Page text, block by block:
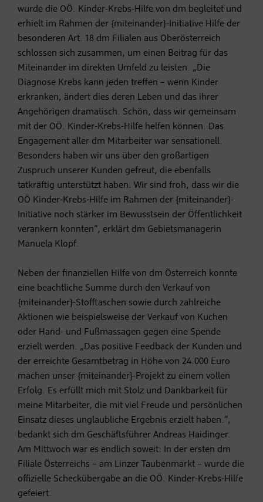
wurde die OÖ. Kinder-Krebs-Hilfe von dm begleitet und
erhielt im Rahmen der {miteinander}-Initiative Hilfe der
besonderen Art. 18 dm Filialen aus Oberösterreich
schlossen sich zusammen, um einen Beitrag für das
Miteinander im direkten Umfeld zu leisten. „Die
Diagnose Krebs kann jeden treffen – wenn Kinder
erkranken, ändert dies deren Leben und das ihrer
Angehörigen dramatisch. Schön, dass wir gemeinsam
mit der OÖ. Kinder-Krebs-Hilfe helfen können. Das
Engagement aller dm Mitarbeiter war sensationell.
Besonders haben wir uns über den großartigen
Zuspruch unserer Kunden gefreut, die ebenfalls
tatkräftig unterstützt haben. Wir sind froh, dass wir die
OÖ Kinder-Krebs-Hilfe im Rahmen der {miteinander}-
Initiative noch stärker im Bewusstsein der Öffentlichkeit
verankern konnten“, erklärt dm Gebietsmanagerin
Manuela Klopf.
Neben der finanziellen Hilfe von dm Österreich konnte
eine beachtliche Summe durch den Verkauf von
{miteinander}-Stofftaschen sowie durch zahlreiche
Aktionen wie beispielsweise der Verkauf von Kuchen
oder Hand- und Fußmassagen gegen eine Spende
erzielt werden. „Das positive Feedback der Kunden und
der erreichte Gesamtbetrag in Höhe von 24.000 Euro
machen unser {miteinander}-Projekt zu einem vollen
Erfolg. Es erfüllt mich mit Stolz und Dankbarkeit für
meine Mitarbeiter, die mit viel Freude und persönlichen
Einsatz dieses unglaubliche Ergebnis erzielt haben.“,
bedankt sich dm Geschäftsführer Andreas Haidinger.
Am Mittwoch war es endlich soweit: In der ersten dm
Filiale Österreichs – am Linzer Taubenmarkt – wurde die
offizielle Scheckübergabe an die OÖ. Kinder-Krebs-Hilfe
gefeiert.